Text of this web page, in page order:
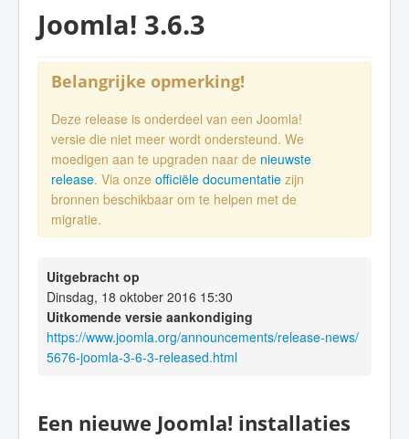
Joomla! 3.6.3
Belangrijke opmerking!
Deze release is onderdeel van een Joomla!
versie die niet meer wordt ondersteund. We
moedigen aan te upgraden naar de nieuwste
release. Via onze officiële documentatie zijn
bronnen beschikbaar om te helpen met de
migratie.
Uitgebracht op
Dinsdag, 18 oktober 2016 15:30
Uitkomende versie aankondiging
https://www.joomla.org/announcements/release-news/
5676-joomla-3-6-3-released.html
Een nieuwe Joomla! installaties